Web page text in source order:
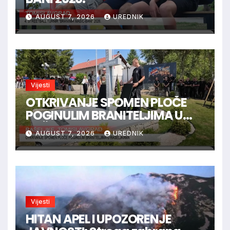
AUGUST 7, 2026 UREDNIK
Vijesti
OTKRIVANJE SPOMEN PLOČE
POGINULIM BRANITELJIMA U
RAŠELJKAMA
AUGUST 7, 2026 UREDNIK
Vijesti
HITAN APEL I UPOZORENJE